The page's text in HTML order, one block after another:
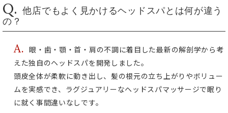
Q. 他店でもよく見かけるヘッドスパとは何が違う
の？
A. 眼・歯・顎・首・肩の不調に着目した最新の解剖学から考
えた独自のヘッドスパを開発しました。
頭皮全体が柔軟に動き出し、髪の根元の立ち上がりやボリュー
ムを実感でき、ラグジュアリーなヘッドスパマッサージで眠り
に就く事間違いなしです。